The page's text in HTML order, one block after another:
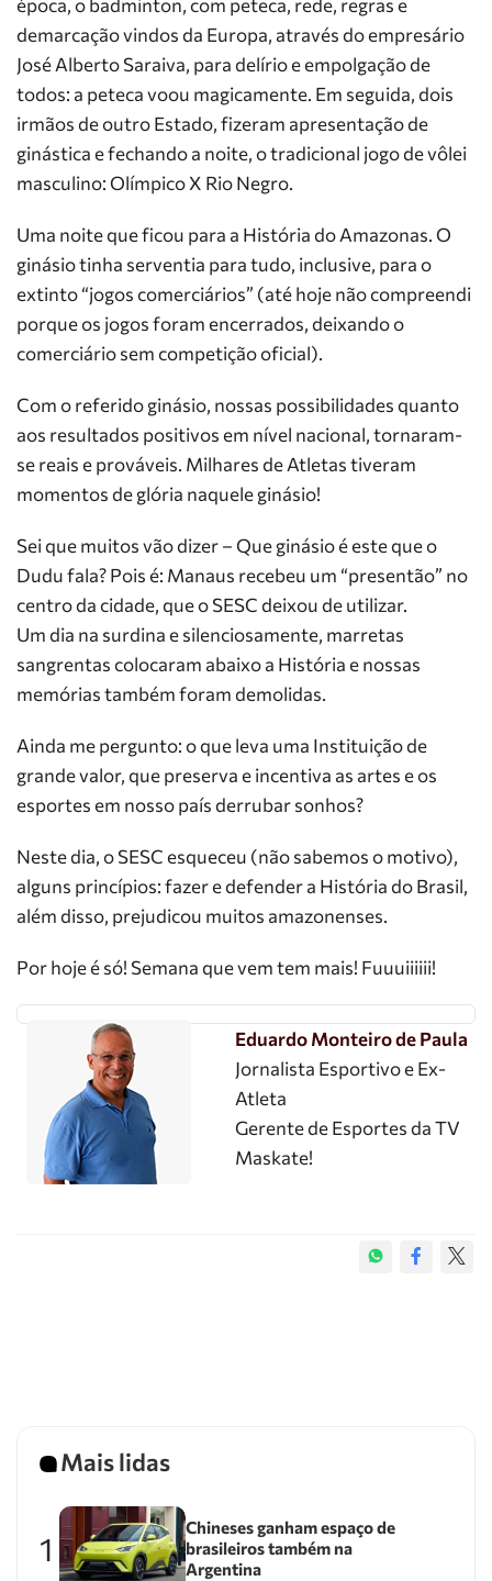
época, o badminton, com peteca, rede, regras e
demarcação vindos da Europa, através do empresário
José Alberto Saraiva, para delírio e empolgação de
todos: a peteca voou magicamente. Em seguida, dois
irmãos de outro Estado, fizeram apresentação de
ginástica e fechando a noite, o tradicional jogo de vôlei
masculino: Olímpico X Rio Negro.
Uma noite que ficou para a História do Amazonas. O
ginásio tinha serventia para tudo, inclusive, para o
extinto “jogos comerciários” (até hoje não compreendi
porque os jogos foram encerrados, deixando o
comerciário sem competição oficial).
Com o referido ginásio, nossas possibilidades quanto
aos resultados positivos em nível nacional, tornaram-
se reais e prováveis. Milhares de Atletas tiveram
momentos de glória naquele ginásio!
Sei que muitos vão dizer – Que ginásio é este que o
Dudu fala? Pois é: Manaus recebeu um “presentão” no
centro da cidade, que o SESC deixou de utilizar.
Um dia na surdina e silenciosamente, marretas
sangrentas colocaram abaixo a História e nossas
memórias também foram demolidas.
Ainda me pergunto: o que leva uma Instituição de
grande valor, que preserva e incentiva as artes e os
esportes em nosso país derrubar sonhos?
Neste dia, o SESC esqueceu (não sabemos o motivo),
alguns princípios: fazer e defender a História do Brasil,
além disso, prejudicou muitos amazonenses.
Por hoje é só! Semana que vem tem mais! Fuuuiiiiii!
Eduardo Monteiro de Paula
Jornalista Esportivo e Ex-
Atleta
Gerente de Esportes da TV
Maskate!
Mais lidas
1
Chineses ganham espaço de
brasileiros também na
Argentina